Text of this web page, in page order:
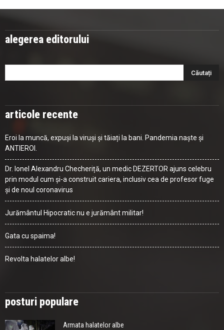
alegerea editorului
articole recente
Eroi la muncă, expuși la viruși și tăiați la bani. Pandemia naște și
ANTIEROI.
Dr. Ionel Alexandru Checheriță, un medic DEZERTOR ajuns celebru
prin modul cum și-a construit cariera, inclusiv cea de profesor fuge
și de noul coronavirus
Jurământul Hipocratic nu e jurământ militar!
Gata cu spaima!
Revolta halatelor albe!
posturi populare
Armata halatelor albe